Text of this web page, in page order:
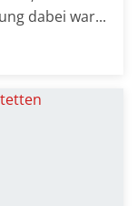
dabei war...